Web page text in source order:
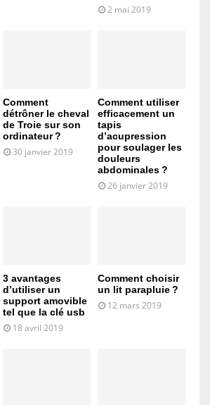
2 mai 2019
Comment
détrôner le cheval
de Troie sur son
ordinateur ?
30 janvier 2019
Comment utiliser
efficacement un
tapis
d’acupression
pour soulager les
douleurs
abdominales ?
26 janvier 2019
3 avantages
d’utiliser un
support amovible
tel que la clé usb
18 avril 2019
Comment choisir
un lit parapluie ?
12 mars 2019